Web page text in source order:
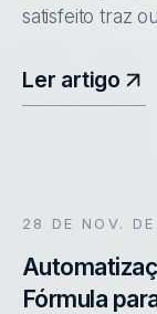
satisfeito traz
por trás de uma
Ler artigo
28 DE NOV.
Fórmula